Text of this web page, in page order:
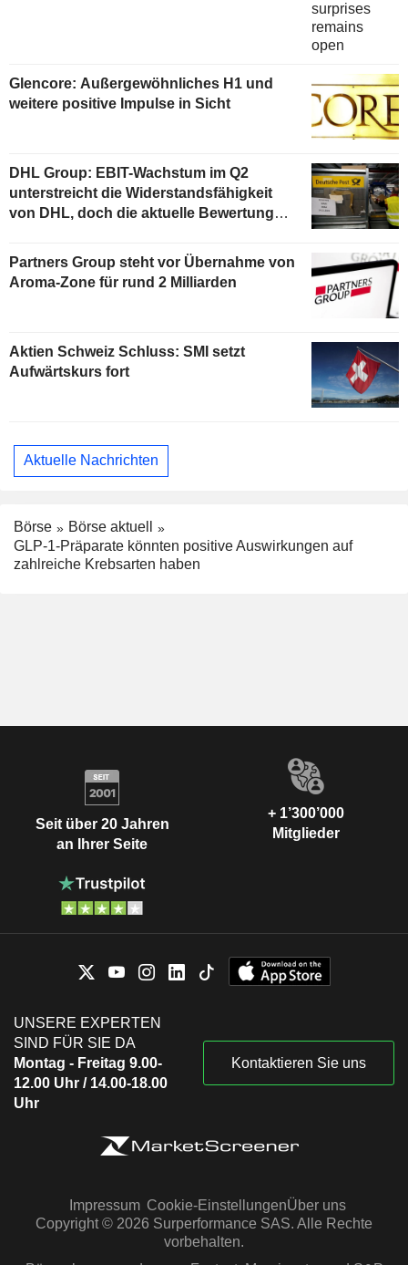
Glencore: Außergewöhnliches H1 und
weitere positive Impulse in Sicht
DHL Group: EBIT-Wachstum im Q2
unterstreicht die Widerstandsfähigkeit
von DHL, doch die aktuelle Bewertung
Partners Group steht vor Übernahme von
Aroma-Zone für rund 2 Milliarden
Aktien Schweiz Schluss: SMI setzt
Aufwärtskurs fort
Aktuelle Nachrichten
Börse
Börse aktuell
GLP-1-Präparate könnten positive Auswirkungen auf
zahlreiche Krebsarten haben
Seit über 20 Jahren
an Ihrer Seite
+ 1’300’000
Mitglieder
UNSERE EXPERTEN
SIND FÜR SIE DA
Montag - Freitag 9.00-
12.00 Uhr / 14.00-18.00
Uhr
Kontaktieren Sie uns
Impressum Cookie-EinstellungenÜber uns
Copyright © 2026 Surperformance SAS. Alle Rechte
vorbehalten.